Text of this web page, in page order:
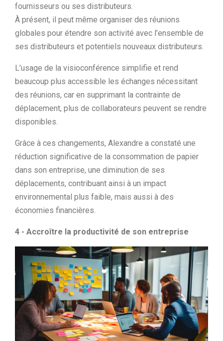
fournisseurs ou ses distributeurs.
À présent, il peut même organiser des réunions
globales pour étendre son activité avec l’ensemble de
ses distributeurs et potentiels nouveaux distributeurs.
L’usage de la visioconférence simplifie et rend
beaucoup plus accessible les échanges nécessitant
des réunions, car en supprimant la contrainte de
déplacement, plus de collaborateurs peuvent se rendre
disponibles.
Grâce à ces changements, Alexandre a constaté une
réduction significative de la consommation de papier
dans son entreprise, une diminution de ses
déplacements, contribuant ainsi à un impact
environnemental plus faible, mais aussi à des
économies financières.
4 - Accroître la productivité de son entreprise